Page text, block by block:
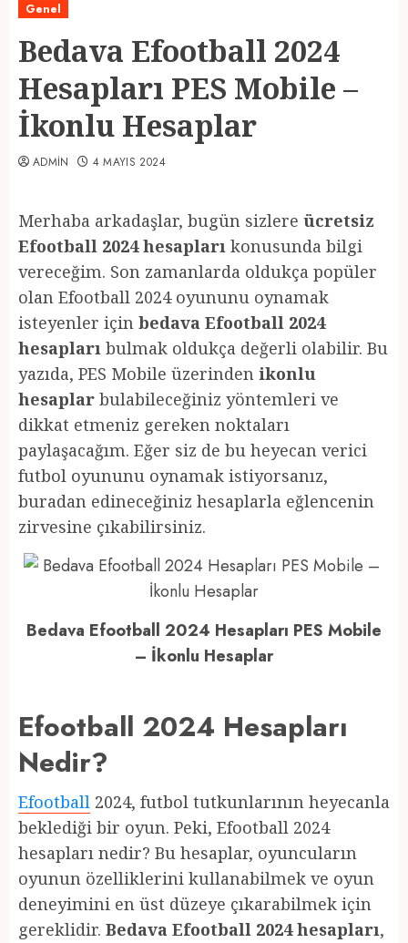
Genel
Bedava Efootball 2024
Hesapları PES Mobile –
İkonlu Hesaplar
ADMIN 4 MAYIS 2024
Merhaba arkadaşlar, bugün sizlere ücretsiz
Efootball 2024 hesapları konusunda bilgi
vereceğim. Son zamanlarda oldukça popüler
olan Efootball 2024 oyununu oynamak
isteyenler için bedava Efootball 2024
hesapları bulmak oldukça değerli olabilir. Bu
yazıda, PES Mobile üzerinden ikonlu
hesaplar bulabileceğiniz yöntemleri ve
dikkat etmeniz gereken noktaları
paylaşacağım. Eğer siz de bu heyecan verici
futbol oyununu oynamak istiyorsanız,
buradan edineceğiniz hesaplarla eğlencenin
zirvesine çıkabilirsiniz.
Bedava Efootball 2024 Hesapları PES Mobile
– İkonlu Hesaplar
Efootball 2024 Hesapları
Nedir?
Efootball 2024, futbol tutkunlarının heyecanla
beklediği bir oyun. Peki, Efootball 2024
hesapları nedir? Bu hesaplar, oyuncuların
oyunun özelliklerini kullanabilmek ve oyun
deneyimini en üst düzeye çıkarabilmek için
gereklidir. Bedava Efootball 2024 hesapları,